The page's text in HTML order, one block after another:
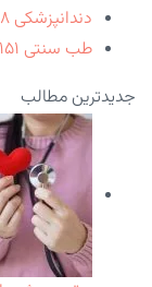
دندانپزشکی
طب سنتی ۱۵۱
جدیدترین مطالب